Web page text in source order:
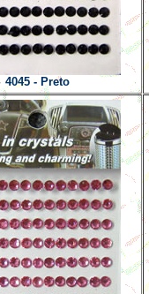
4045 - Preto